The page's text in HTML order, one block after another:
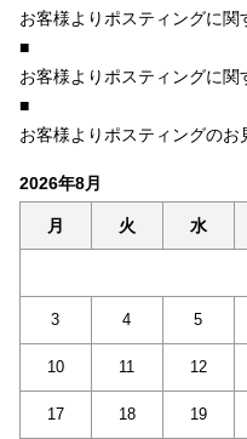
お客様よりポスティングに関
■
お客様よりポスティングに関
■
お客様よりポスティングのお
2026年8月
月 火 水
3 4 5
10 11 12
17 18 19